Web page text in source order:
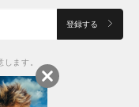
登録する
します。